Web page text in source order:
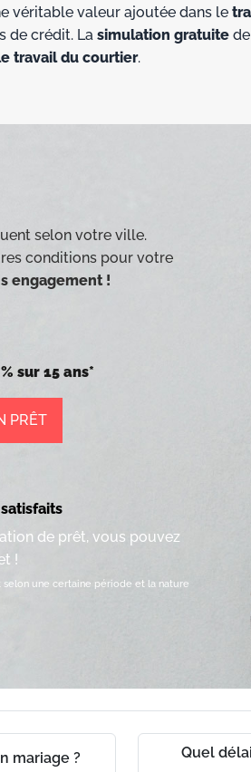
véritable valeur ajoutée dans le
de crédit. La simulation gratuite
travail du courtier.
selon votre ville.
conditions pour votre
engagement !
sur 15 ans*
PRÊT
de prêt, vous pouvez
!
selon une certaine période et la nature
mariage ? Quel